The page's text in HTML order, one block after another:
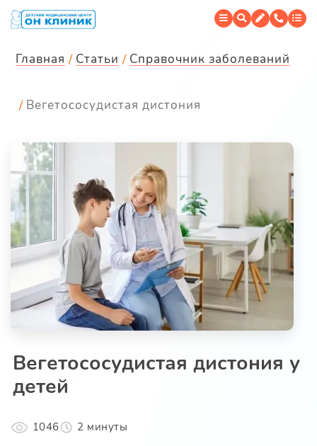
Главная Статьи Справочник заболеваний
Вегетососудистая дистония
Вегетососудистая дистония у
детей
1046 2 минуты